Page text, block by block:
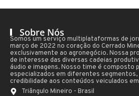
Sobre Nós
Somos um serviço multiplataformas de
março de 2022 no coração do Cerrado
exclusivamente ao agronegócio. Nossa
de interesse das diversas cadeias
áudio e imagens. Nosso time é composto
especializados em diferentes
credibilidade aos conteúdos veiculados
Triângulo Mineiro - Brasil